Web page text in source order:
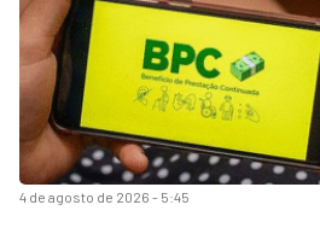
4 de agosto de 2026 - 5:45